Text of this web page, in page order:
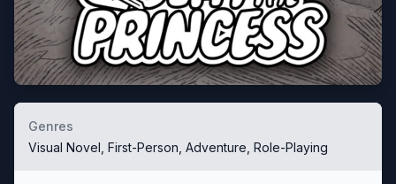
Genres
Visual Novel, First-Person, Adventure, Role-Playing